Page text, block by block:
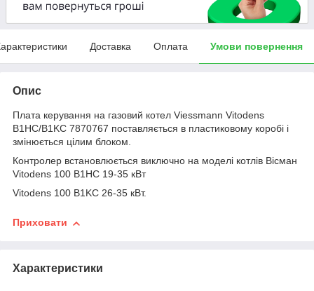
Доставка Оплата Умови повернення
Опис
Плата керування на газовий котел Viessmann Vitodens
B1HC/B1KC 7870767 поставляється в пластиковому коробі і
змінюється цілим блоком.
Контролер встановлюється виключно на моделі котлів Вісман
Vitodens 100 B1HC 19-35 кВт
Vitodens 100 B1KC 26-35 кВт.
Приховати
Характеристики